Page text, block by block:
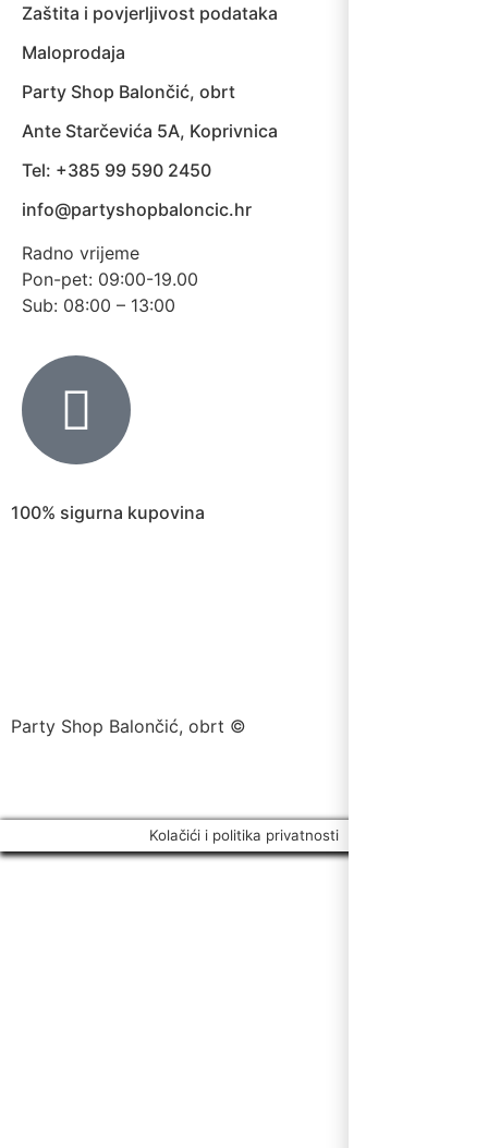
Zaštita i povjerljivost podataka
Maloprodaja
Party Shop Balončić, obrt
Ante Starčevića 5A, Koprivnica
Tel: +385 99 590 2450
info@partyshopbaloncic.hr
Radno vrijeme
Pon-pet: 09:00-19.00
Sub: 08:00 – 13:00
100% sigurna kupovina
Party Shop Balončić, obrt ©
Kolačići i politika privatnosti